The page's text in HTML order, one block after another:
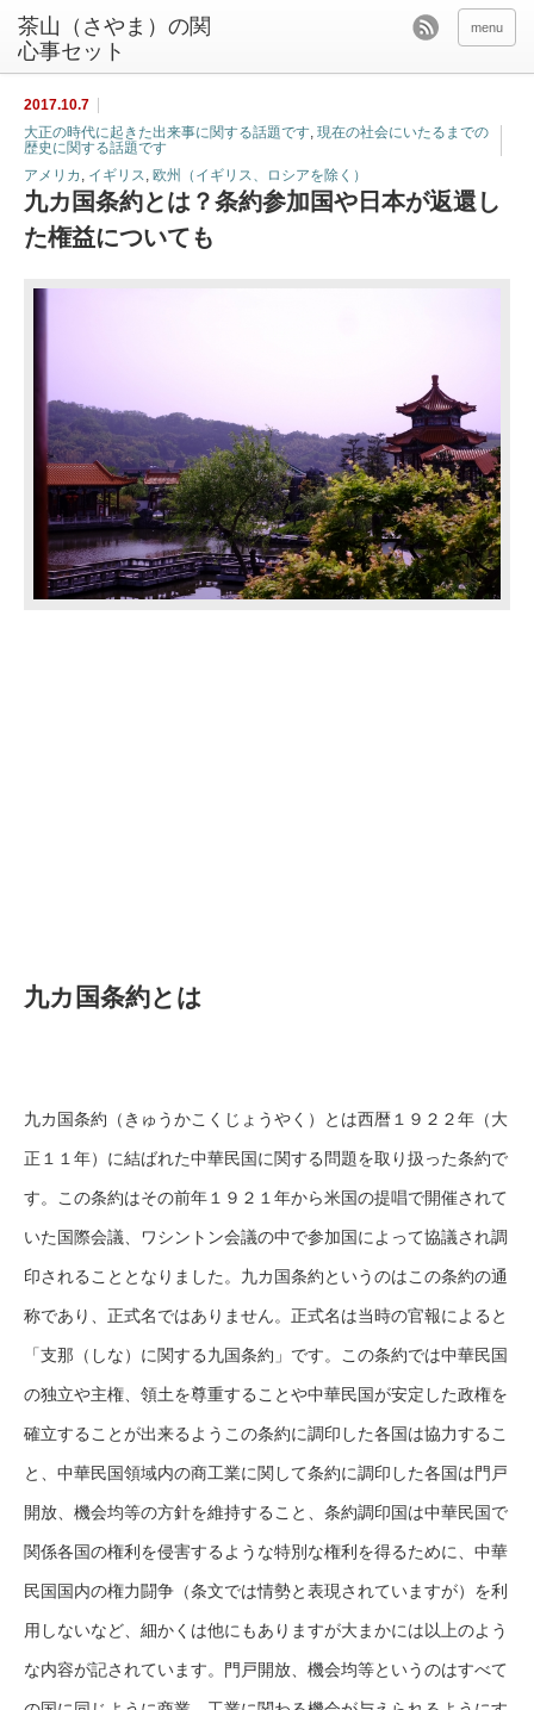
茶山（さやま）の関
心事セット
menu
2017.10.7
大正の時代に起きた出来事に関する話題です, 現在の社会にいたるまでの
歴史に関する話題です
アメリカ , イギリス, 欧州（イギリス、ロシアを除く）
九カ国条約とは？条約参加国や日本が返還し
た権益についても
九カ国条約とは
九カ国条約（きゅうかこくじょうやく）とは西暦１９２２年（大
正１１年）に結ばれた中華民国に関する問題を取り扱った条約で
す。この条約はその前年１９２１年から米国の提唱で開催されて
いた国際会議、ワシントン会議の中で参加国によって協議され調
印されることとなりました。九カ国条約というのはこの条約の通
称であり、正式名ではありません。正式名は当時の官報によると
「支那（しな）に関する九国条約」です。この条約では中華民国
の独立や主権、領土を尊重することや中華民国が安定した政権を
確立することが出来るようこの条約に調印した各国は協力するこ
と、中華民国領域内の商工業に関して条約に調印した各国は門戸
開放、機会均等の方針を維持すること、条約調印国は中華民国で
関係各国の権利を侵害するような特別な権利を得るために、中華
民国国内の権力闘争（条文では情勢と表現されていますが）を利
用しないなど、細かくは他にもありますが大まかには以上のよう
な内容が記されています。門戸開放、機会均等というのはすべて